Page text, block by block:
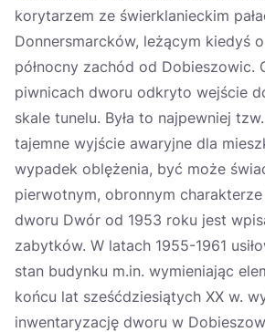
korytarzem ze świerklanieckim
Donnersmarcków, leżącym kiedyś
północny zachód od Dobieszowic.
piwnicach dworu odkryto wejście
skale tunelu. Była to najpewniej
tajemne wyjście awaryjne dla
wypadek oblężenia, być może
pierwotnym, obronnym
dworu Dwór od 1953 roku jest
zabytków. W latach 1955-1961
stan budynku m.in. wymieniając
końcu lat sześćdziesiątych XX w.
inwentaryzację dworu w